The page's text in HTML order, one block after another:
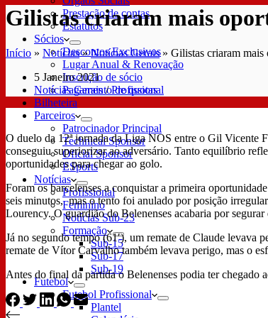
Prestação de contas
Estatutos
Sócios
Descontos Exclusivos
Lugar Anual & Renovação
Inscrição de sócio
Pagamento de quotas
Bilheteira
Parceiros
Patrocinador Principal
Technical Sponsor
Oficial Sponsor
ESports
Notícias
Profissional
Feminino
Notícias Sub-23
Formação
Sub-15
Sub-17
Sub-19
Futebol
Futebol Profissional
Plantel
Gilistas criaram mais
Início » Notícias»Notícias Gerais» Gilistas criaram mais
5 Janeiro 2021
Notícias Gerais/Profissional
O duelo da 12ª jornada da Liga NOS entre o Gil Vicente
conseguiu superiorizar ao adversário. Tanto equilíbrio
oportunidades para chegar ao golo.
Foram os barcelenses a conquistar a primeira
seis minutos, mas o tento foi anulado por posição
Lourency. O guardião do Belenenses acabaria por
Já no segundo tempo (61′), um remate de Claude levava
remate de Vítor Carvalho também levava perigo, mas o
Antes do final da partida o Belenenses podia ter chegado